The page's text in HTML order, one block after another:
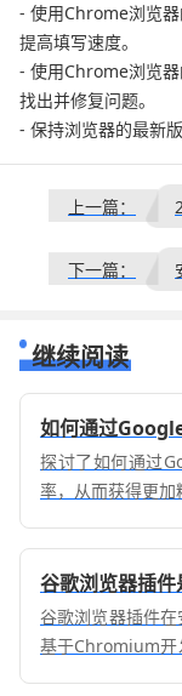
- 使用Chrome浏览器
提高填写速度。
- 使用Chrome浏览器
找出并修复问题。
- 保持浏览器的最新
上一篇：
下一篇：
继续阅读
如何通过
探讨了如何通过
率，从而获得更加
谷歌浏览器插
谷歌浏览器插件
基于Chromium开